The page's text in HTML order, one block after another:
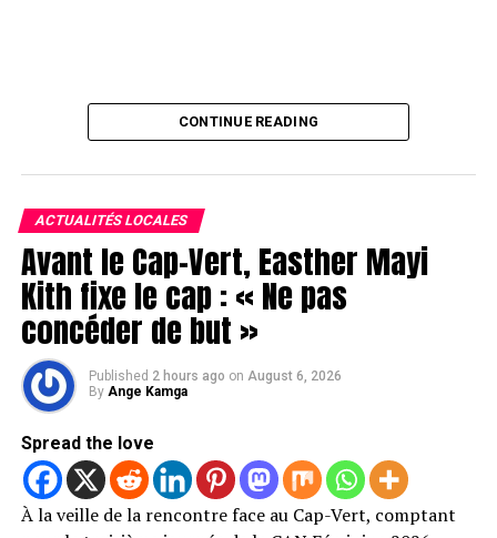
CONTINUE READING
ACTUALITÉS LOCALES
Avant le Cap-Vert, Easther Mayi
Kith fixe le cap : « Ne pas
concéder de but »
Published 2 hours ago on August 6, 2026
By Ange Kamga
Spread the love
À la veille de la rencontre face au Cap-Vert, comptant